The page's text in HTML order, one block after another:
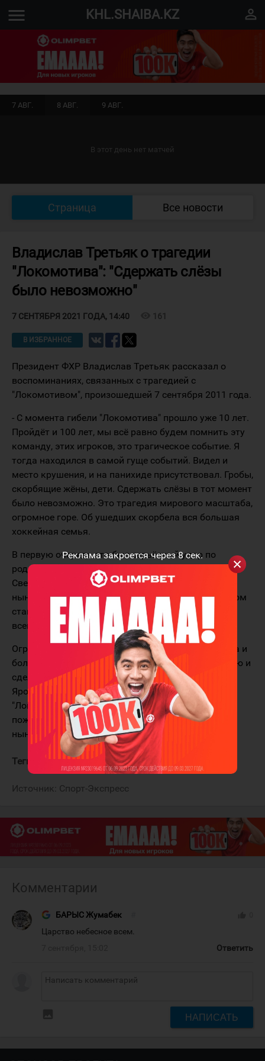
Реклама закроется через8сек.
menu KHL.SHAIBA.KZ perm_identity
7 АВГ. 8 АВГ. 9 АВГ.
В этот день нет матчей
Страница Все новости
Владислав Третьяк о трагедии
"Локомотива": "Сдержать слёзы
было невозможно"
7 СЕНТЯБРЯ 2021 ГОДА, 14:40 161
В ИЗБРАННОЕ
Президент ФХР Владислав Третьяк рассказал о
воспоминаниях, связанных с трагедией с
"Локомотивом", произошедшей 7 сентября 2011 года.
- С момента гибели "Локомотива" прошло уже 10 лет.
Пройдёт и 100 лет, мы всё равно будем помнить эту
команду, этих игроков, это трагическое событие. Я
тогда находился в самой гуще событий. Видел и
место крушения, и на панихиде присутствовал. Гробы,
скорбящие жёны, дети. Сдержать слёзы в тот момент
было невозможно. Это трагедия мирового масштаба,
огромное горе. Об ушедших скорбела вся большая
хоккейная семья.
В первую очередь это был серьёзный удар по
родственникам - папам, мамам, жёнам, детям.
Светлая память о той команде живёт и помогает
нынешнему "Локомотиву", который с каждым годом
становится всё лучше и лучше. Это даёт импульс
всему городу.
Огромное спасибо спонсорам и руководству клуба и
болельщикам, мужественно пережившим трагедию и
сделавшим всё, чтобы большой хоккей остался в
Ярославле. После таких ужасных событий
"Локомотив" вообще мог закрыться. Давайте
пожелаем команде и её поклонникам удачи в
нынешнем сезоне.
Теги: Третьяк Владислав Локомотив
Источник: Спорт-Экспресс
Комментарии
БАРЫС Жумабек
Царство небесное всем.
Ответить
НАПИСАТЬ